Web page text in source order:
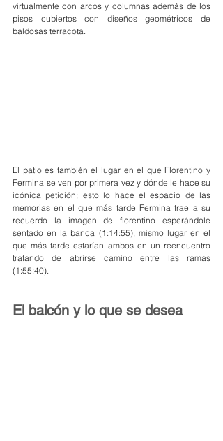
virtualmente con arcos y columnas además de los
pisos cubiertos con diseños geométricos de
baldosas terracota.
El patio es también el lugar en el que Florentino y
Fermina se ven por primera vez y dónde le hace su
icónica petición; esto lo hace el espacio de las
memorias en el que más tarde Fermina trae a su
recuerdo la imagen de florentino esperándole
sentado en la banca (1:14:55), mismo lugar en el
que más tarde estarían ambos en un reencuentro
tratando de abrirse camino entre las ramas
(1:55:40).
El balcón y lo que se desea